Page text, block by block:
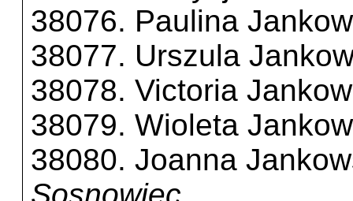
38076. Paulina
38077. Urszula
38078. Victoria
38079. Wioleta
38080. Joanna
Sosnowiec